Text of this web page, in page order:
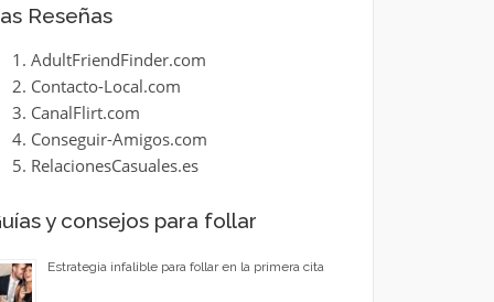
Reseñas
AdultFriendFinder.com
Contacto-Local.com
CanalFlirt.com
Conseguir-Amigos.com
RelacionesCasuales.es
y consejos para follar
Estrategia infalible para follar en la primera cita